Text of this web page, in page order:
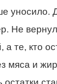
уносило.
Не
те, кто
мяса и